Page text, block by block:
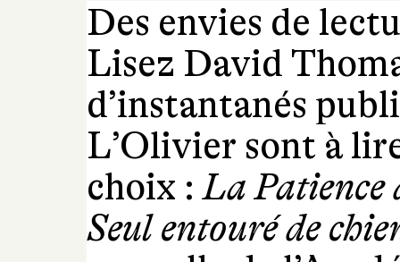
Des envies de
Lisez David
d’instantanés
L’Olivier sont à
choix :La Patience
Seul entouré de